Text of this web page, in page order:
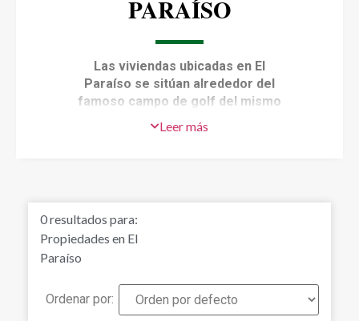
PARAÍSO
Las viviendas ubicadas en El
Paraíso se sitúan alrededor del
famoso campo de golf del mismo
Estepona y Puerto Banús.
primera de su lista. Las casas de
estilo contemporáneo en El Paraíso
incluyen elegantes detalles
arquitectónicos, jardines con piscina
invitados independiente. La zona
también dispone de viviendas más
Leer más
0resultados para:
Propiedades en El
Paraíso
Ordenar por: